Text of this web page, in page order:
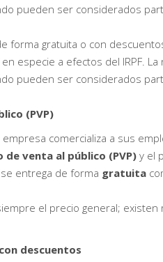
pueden ser considerados
forma gratuita o con
especie a efectos del IRPF.
pueden ser considerados
(PVP)
comercializa a sus
de venta al público (PVP) y el
entrega de forma gratuita
el precio general;
descuentos